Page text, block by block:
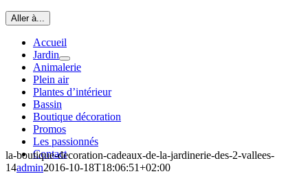
Aller à...
Accueil
Jardin
Animalerie
Plein air
Plantes d’intérieur
Bassin
Boutique décoration
Promos
Les passionnés
Contact
la-boutique-decoration-cadeaux-de-la-jardinerie-des-2-vallees-
14admin2016-10-18T18:06:51+02:00